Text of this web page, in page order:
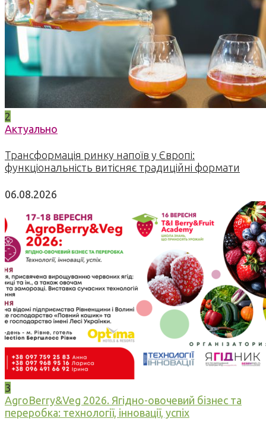
2
Актуально
Трансформація ринку напоїв у Європі:
функціональність витісняє традиційні формати
06.08.2026
3
AgroBerry&Veg 2026. Ягідно-овочевий бізнес та
переробка: технології, інновації, успіх